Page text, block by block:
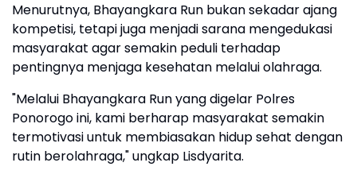
Menurutnya, Bhayangkara Run bukan sekadar ajang
kompetisi, tetapi juga menjadi sarana mengedukasi
masyarakat agar semakin peduli terhadap
pentingnya menjaga kesehatan melalui olahraga.
"Melalui Bhayangkara Run yang digelar Polres
Ponorogo ini, kami berharap masyarakat semakin
termotivasi untuk membiasakan hidup sehat dengan
rutin berolahraga," ungkap Lisdyarita.